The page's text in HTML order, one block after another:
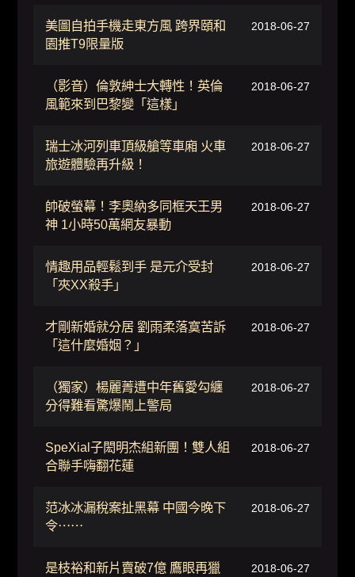
2018-06-27
美圖自拍手機走東方風 跨界頤和
園推T9限量版
2018-06-27
（影音）倫敦紳士大轉性！英倫
風範來到巴黎變「這樣」
2018-06-27
瑞士冰河列車頂級艙等車廂 火車
旅遊體驗再升級！
2018-06-27
帥破螢幕！李奧納多同框天王男
神 1小時50萬網友暴動
2018-06-27
情趣用品輕鬆到手 是元介受封
「夾XX殺手」
2018-06-27
才剛新婚就分居 劉雨柔落寞苦訴
「這什麼婚姻？」
2018-06-27
（獨家）楊麗菁遭中年舊愛勾纏
分得難看驚爆鬧上警局
2018-06-27
SpeXial子閎明杰組新團！雙人組
合聯手嗨翻花蓮
2018-06-27
范冰冰漏稅案扯黑幕 中國今晚下
令⋯⋯
2018-06-27
是枝裕和新片賣破7億 鷹眼再獵